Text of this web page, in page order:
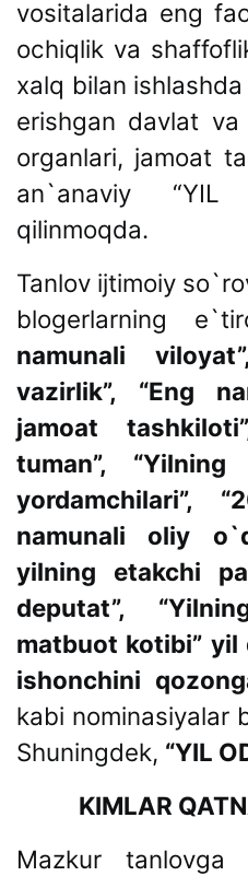
vositalarida eng
ochiqlik va
xalq bilan
erishgan davlat
organlari, jamoat
an`anaviy “YIL
qilinmoqda.
Tanlov ijtimoiy
blogerlarning
namunali
vazirlik”, “Eng
jamoat
tuman”,
yordamchilari”,
namunali oliy
yilning etakchi
deputat”,
matbuot kotibi” yil
ishonchini
kabi nominasiyalar
Shuningdek, “YIL
KIMLAR
Mazkur